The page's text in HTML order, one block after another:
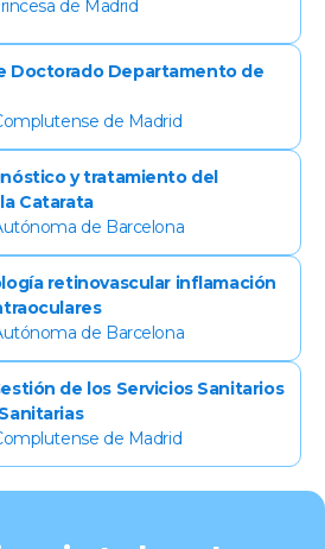
de Madrid
Doctorado Departamento de
de Madrid
y tratamiento del
Catarata
de Barcelona
retinovascular inflamación
de Barcelona
de los Servicios Sanitarios
de Madrid